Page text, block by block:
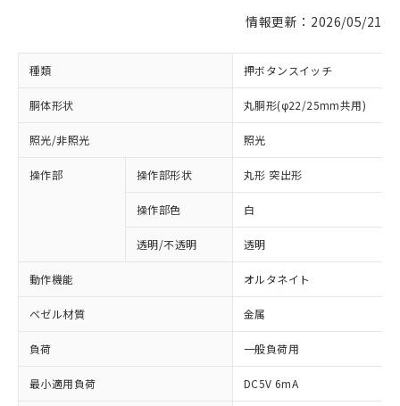
情報更新：2026/05/21
種類 押ボタンスイッチ
胴体形状 丸胴形(φ22/25mm共用)
照光/非照光 照光
操作部 操作部形状 丸形 突出形
操作部色 白
透明/不透明 透明
動作機能 オルタネイト
ベゼル材質 金属
負荷 一般負荷用
最小適用負荷 DC5V 6mA